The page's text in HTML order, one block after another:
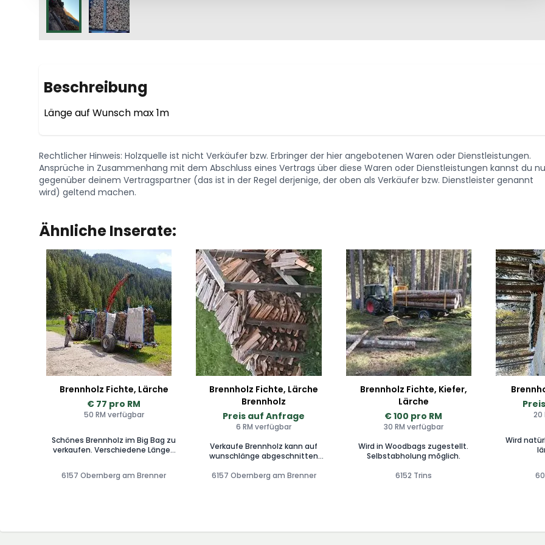
Beschreibung
Rechtlicher Hinweis: Holzquelle ist nicht Verkäufer bzw. Erbringer der hier angebotenen Waren oder Dienstleistungen.
Ansprüche in Zusammenhang mit dem Abschluss eines Vertrags über diese Waren oder Dienstleistungen kannst du
gegenüber deinem Vertragspartner (das ist in der Regel derjenige, der oben als Verkäufer bzw. Dienstleister genannt
wird) geltend machen.
Ähnliche Inserate:
Brennholz Fichte, Lärche
€ 77 pro RM
50 RM verfügbar
Schönes Brennholz im Big Bag zu
verkaufen. Verschiedene Längen
6157 Obernberg am Brenner
Brennholz Fichte, Lärche
Brennholz
Preis auf Anfrage
6 RM verfügbar
Verkaufe Brennholz kann auf
wunschlänge abgeschnitten
6157 Obernberg am Brenner
Brennholz Fichte, Kiefer,
Lärche
€ 100 pro RM
30 RM verfügbar
Wird in Woodbags zugestellt.
Selbstabholung mõglich.
6152 Trins
20
Wird